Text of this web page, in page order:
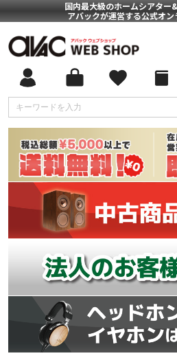
国内最大級のホームシアター
アバックが運営する公式オ